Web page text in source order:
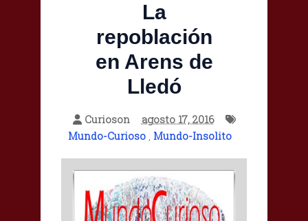
La
repoblación
en Arens de
Lledó
Curioson
agosto 17, 2016
Mundo-Curioso , Mundo-Insolito